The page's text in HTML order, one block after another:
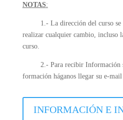
NOTAS:
1.- La dirección del curso se
realizar cualquier cambio, incluso
curso.
2.- Para recibir Información
formación háganos llegar su e-
INFORMACIÓN E